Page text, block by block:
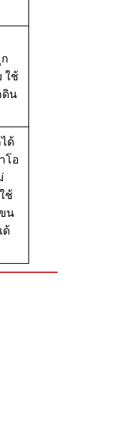
ใช้
ดิน
ด้
โอ
ช้
น
ด้